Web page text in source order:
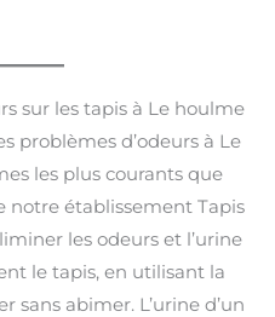
sur les tapis à Le houlme
problèmes d’odeurs à Le
les plus courants que
notre établissement Tapis
les odeurs et l’urine
le tapis, en utilisant la
abimer. L’urine d’un